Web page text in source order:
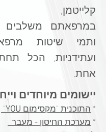
קלייטמן,
במרפאתם משלבים
ותמי שיטות
ועתידניות, הכל
אחת.
יישומים מיוחדים
*התוכנית "מקסימוםYOU
"
*מערכת החיסון - מעבר